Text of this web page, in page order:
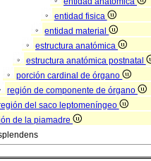
entidad fisica
entidad material
estructura anatómica
estructura anatómica postnatal
porción cardinal de órgano
región de componente de órgano
del saco leptomeníngeo
de la piamadre